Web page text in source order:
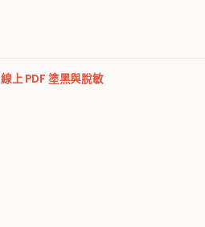
線上 PDF 塗黑與脫敏